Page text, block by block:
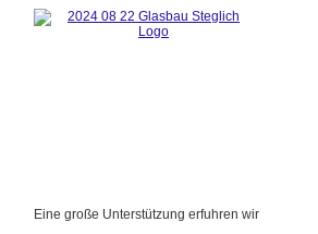
Eine große Unterstützung erfuhren wir